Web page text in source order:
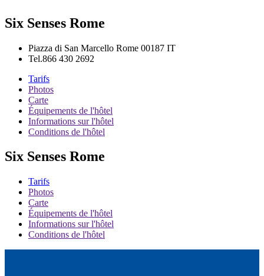
Six Senses Rome
Piazza di San Marcello Rome 00187 IT
Tel.866 430 2692
Tarifs
Photos
Carte
Équipements de l'hôtel
Informations sur l'hôtel
Conditions de l'hôtel
Six Senses Rome
Tarifs
Photos
Carte
Équipements de l'hôtel
Informations sur l'hôtel
Conditions de l'hôtel